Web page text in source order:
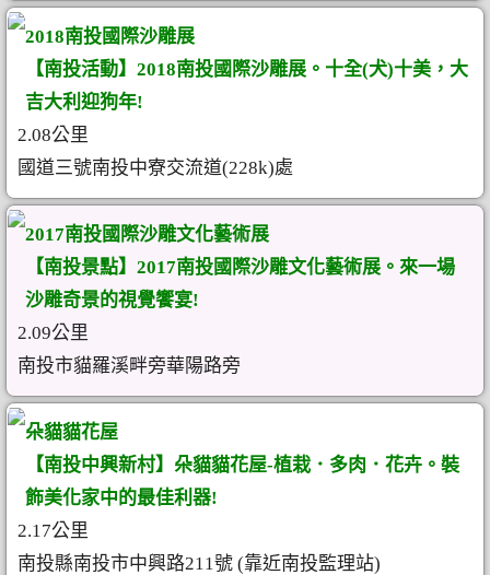
2018南投國際沙雕展
【南投活動】2018南投國際沙雕展。十全(犬)十美，大
吉大利迎狗年!
2.08公里
國道三號南投中寮交流道(228k)處
2017南投國際沙雕文化藝術展
【南投景點】2017南投國際沙雕文化藝術展。來一場
沙雕奇景的視覺饗宴!
2.09公里
南投市貓羅溪畔旁華陽路旁
朵貓貓花屋
【南投中興新村】朵貓貓花屋-植栽．多肉．花卉。裝
飾美化家中的最佳利器!
2.17公里
南投縣南投市中興路211號 (靠近南投監理站)